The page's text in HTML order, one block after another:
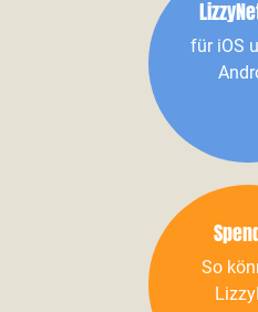
für iOS
So